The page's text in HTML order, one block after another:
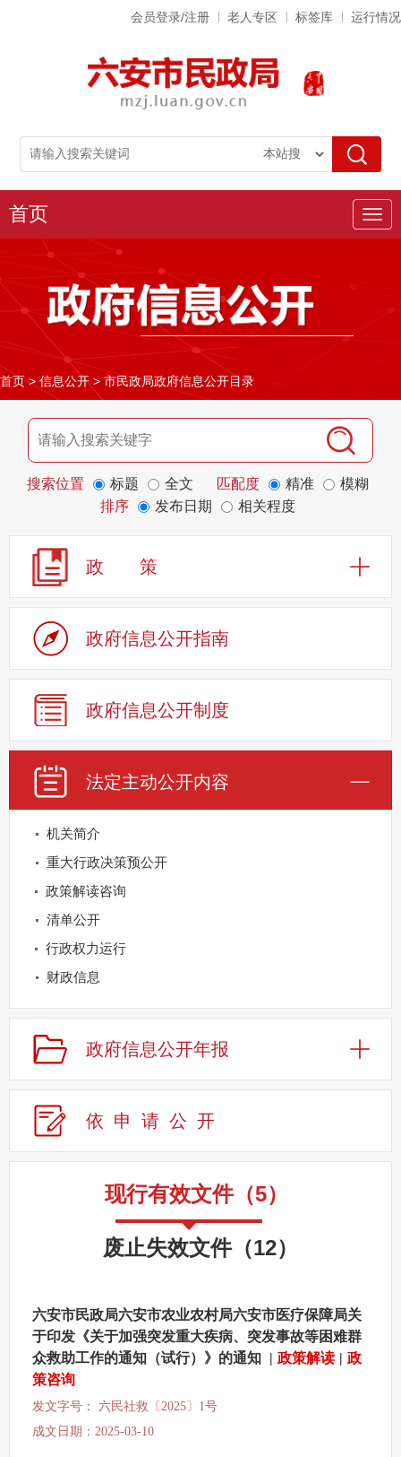
会员登录/注册 老人专区 标签库 运行情况
导
航
首页
首页> 信息公开 > 市民政局政府信息公开目录
搜索位置 标题 全文 匹配度 精准
模糊
排序
发布日期 相关程度
政 策
政府信息公开指南
政府信息公开制度
法定主动公开内容
机关简介
重大行政决策预公开
政策解读咨询
清单公开
行政权力运行
财政信息
重点领域公开
规划信息
建议提案办理
公务员及事业单位招录
应急管理
回应关切
其他法定信息
政府信息公开年报
依申请公 开
现行有效文件（5）
废止失效文件（12）
六安市民政局六安市农业农村局六安市医疗保障局关
于印发《关于加强突发重大疾病、突发事故等困难群
众救助工作的通知（试行）》的通知 | 政策解读 | 政
策咨询
发文字号： 六民社救〔2025〕1号
成文日期：2025-03-10